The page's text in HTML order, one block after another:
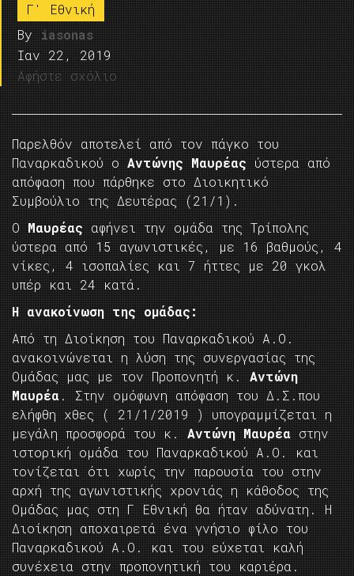
Γ' Εθνική
By iasonas
Ιαν 22, 2019
Αφήστε σχόλιο
Παρελθόν αποτελεί από τον πάγκο του
Παναρκαδικού ο Αντώνης Μαυρέας ύστερα από
απόφαση που πάρθηκε στο Διοικητικό
Συμβούλιο της Δευτέρας (21/1).
Ο Μαυρέας αφήνει την ομάδα της Τρίπολης
ύστερα από 15 αγωνιστικές, με 16 βαθμούς, 4
νίκες, 4 ισοπαλίες και 7 ήττες με 20 γκολ
υπέρ και 24 κατά.
Η ανακοίνωση της ομάδας:
Από τη Διοίκηση του Παναρκαδικού Α.Ο.
ανακοινώνεται η λύση της συνεργασίας της
Ομάδας μας με τον Προπονητή κ. Αντώνη
Μαυρέα. Στην ομόφωνη απόφαση του Δ.Σ.που
ελήφθη χθες ( 21/1/2019 ) υπογραμμίζεται η
μεγάλη προσφορά του κ. Αντώνη Μαυρέα στην
ιστορική ομάδα του Παναρκαδικού Α.Ο. και
τονίζεται ότι χωρίς την παρουσία του στην
αρχή της αγωνιστικής χρονιάς η κάθοδος της
Ομάδας μας στη Γ Εθνική θα ήταν αδύνατη. Η
Διοίκηση αποχαιρετά ένα γνήσιο φίλο του
Παναρκαδικού Α.Ο. και του εύχεται καλή
συνέχεια στην προπονητική του καριέρα.